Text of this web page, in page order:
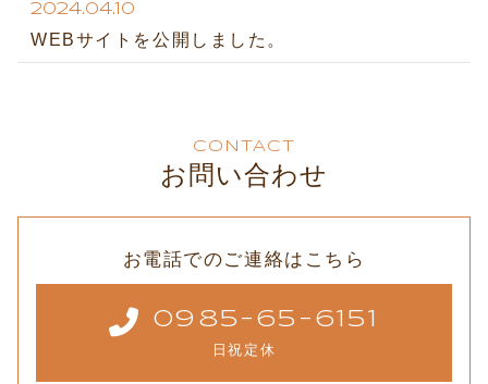
2024.04.10
WEBサイトを公開しました。
CONTACT
お問い合わせ
お電話でのご連絡はこちら
0985-65-6151
日祝定休